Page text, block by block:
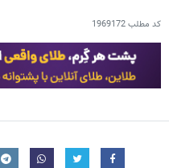
کد مطلب1969172